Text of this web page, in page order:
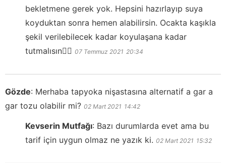
bekletmene gerek yok. Hepsini hazırlayıp suya
koyduktan sonra hemen alabilirsin. Ocakta kaşıkla
şekil verilebilecek kadar koyulaşana kadar
tutmalısın👍🏻 07 Temmuz 2021 20:34
Gözde: Merhaba tapyoka nişastasına alternatif a gar a
gar tozu olabilir mi? 02 Mart 2021 14:42
Kevserin Mutfağı: Bazı durumlarda evet ama bu
tarif için uygun olmaz ne yazık ki. 02 Mart 2021 15:32